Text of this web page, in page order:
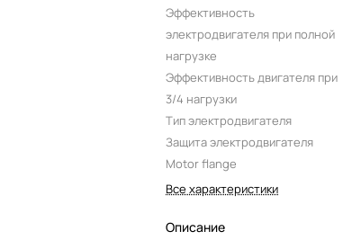
Эффективность
электродвигателя при полной
нагрузке
Эффективность двигателя при
3/4 нагрузки
Тип электродвигателя
Защита электродвигателя
Motor flange
Все характеристики
Описание